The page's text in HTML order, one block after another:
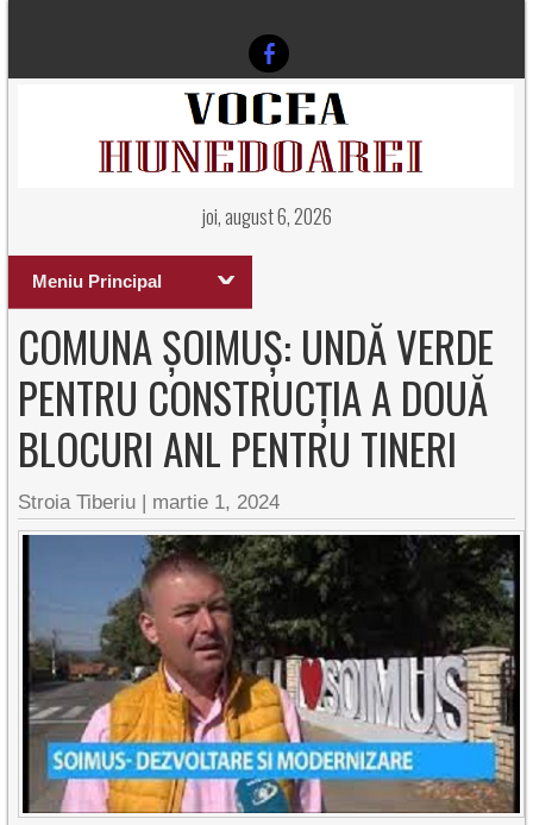
joi, august 6, 2026
Meniu Principal
COMUNA ȘOIMUȘ: UNDĂ VERDE
PENTRU CONSTRUCȚIA A DOUĂ
BLOCURI ANL PENTRU TINERI
Stroia Tiberiu | martie 1, 2024